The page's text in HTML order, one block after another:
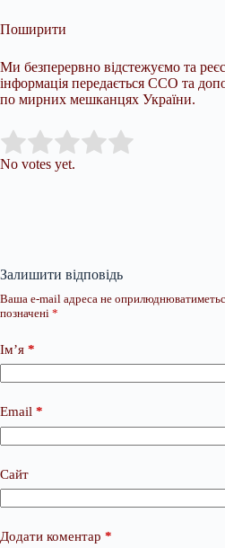
Поширити
Ми безперервно відстежуємо та
інформація передається ССО та
по мирних мешканцях України.
Rate this item:
No votes yet.
Залишити відповідь
Ваша e-mail адреса не
позначені *
Ім’я *
Email *
Сайт
Додати коментар *